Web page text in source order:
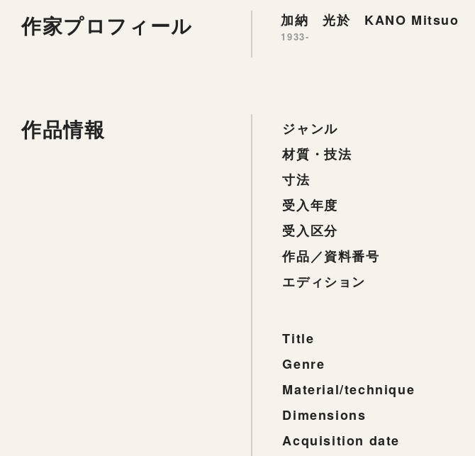
作家プロフィール 加納 光於 KANO Mitsuo
1933-
作品情報 ジャンル
材質・技法
寸法
受入年度
受入区分
作品／資料番号
エディション
Title
Genre
Material/technique
Dimensions
Acquisition date